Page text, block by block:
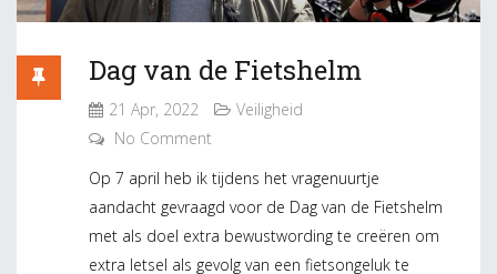
Dag van de Fietshelm
21 Apr, 2022
Veiligheid
No Comment
Op 7 april heb ik tijdens het vragenuurtje
aandacht gevraagd voor de Dag van de Fietshelm
met als doel extra bewustwording te creëren om
extra letsel als gevolg van een fietsongeluk te